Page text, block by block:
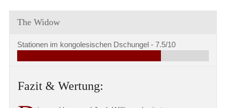
The Widow
Stationen im kongolesischen Dschungel - 7.5/10
Fazit & Wertung: